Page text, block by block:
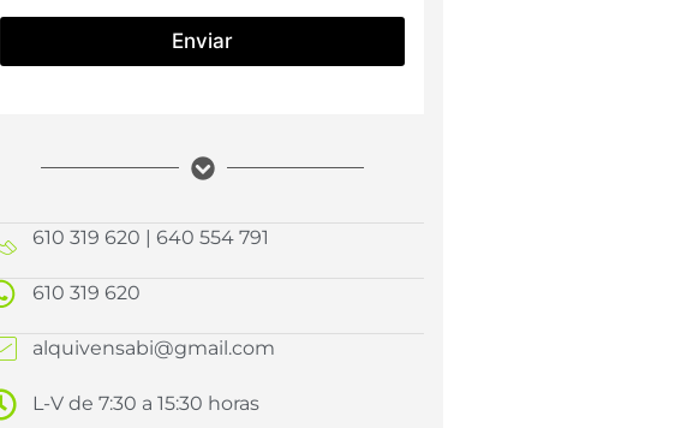
Enviar
610 319 620 | 640 554 791
610 319 620
alquivensabi@gmail.com
L-V de 7:30 a 15:30 horas